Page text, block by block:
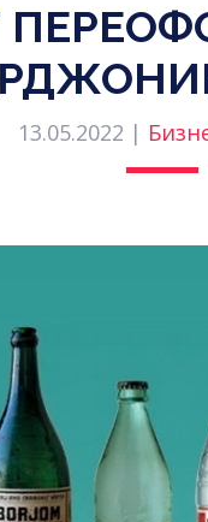
13.05.2022 |